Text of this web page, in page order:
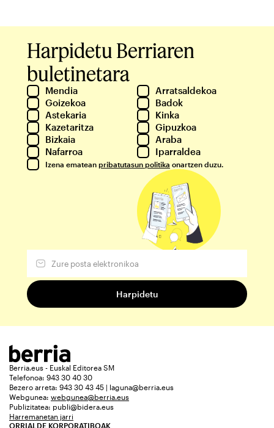
Harpidetu Berriaren
buletinetara
Mendia
Arratsaldekoa
Goizekoa
Badok
Astekaria
Kinka
Kazetaritza
Gipuzkoa
Bizkaia
Araba
Nafarroa
Iparraldea
Izena ematean pribatutasun politika onartzen duzu.
Berria.eus - Euskal Editorea SM
Telefonoa: 943 30 40 30
Bezero arreta: 943 30 43 45 | laguna@berria.eus
Webgunea: webgunea@berria.eus
Publizitatea: publi@bidera.eus
Harremanetan jarri
ORRIALDE KORPORATIBOAK